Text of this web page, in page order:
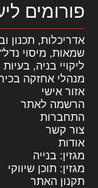
פורומים
אדריכלות, תכנון
שמאות, מיסוי
ליקויי בניה,
מנהלי אחזקה
אזור אישי
הרשמה לאתר
התחברות
צור קשר
אודות
מגזין: בנייה
מגזין: תוכן שיווקי
תקנון האתר